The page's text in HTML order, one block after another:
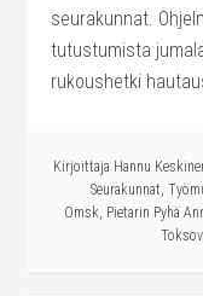
seurakunnat.
tutustumista
rukoushetki
Kirjoittaja Hannu
Seurakunnat,
Omsk, Pietarin Pyhä